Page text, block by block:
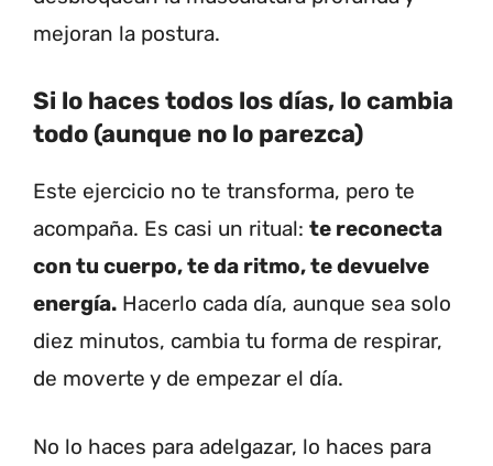
mejoran la postura.
Si lo haces todos los días, lo cambia
todo (aunque no lo parezca)
Este ejercicio no te transforma, pero te
acompaña. Es casi un ritual: te reconecta
con tu cuerpo, te da ritmo, te devuelve
energía. Hacerlo cada día, aunque sea solo
diez minutos, cambia tu forma de respirar,
de moverte y de empezar el día.
No lo haces para adelgazar, lo haces para